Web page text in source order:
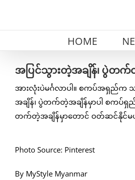
HOME
အပြင်သွားတဲ့အချိန်၊ ပွဲတ
အားလုံးပဲမင်္ဂလာပါ။ စကပ်အရှ
အချိန်၊ ပွဲတက်တဲ့အချိန်မှာပါ စက
တက်တဲ့အချိန်မှာတောင် ဝတ်ဆင်နိုင်မ
Photo Source: Pinterest
By MyStyle Myanmar